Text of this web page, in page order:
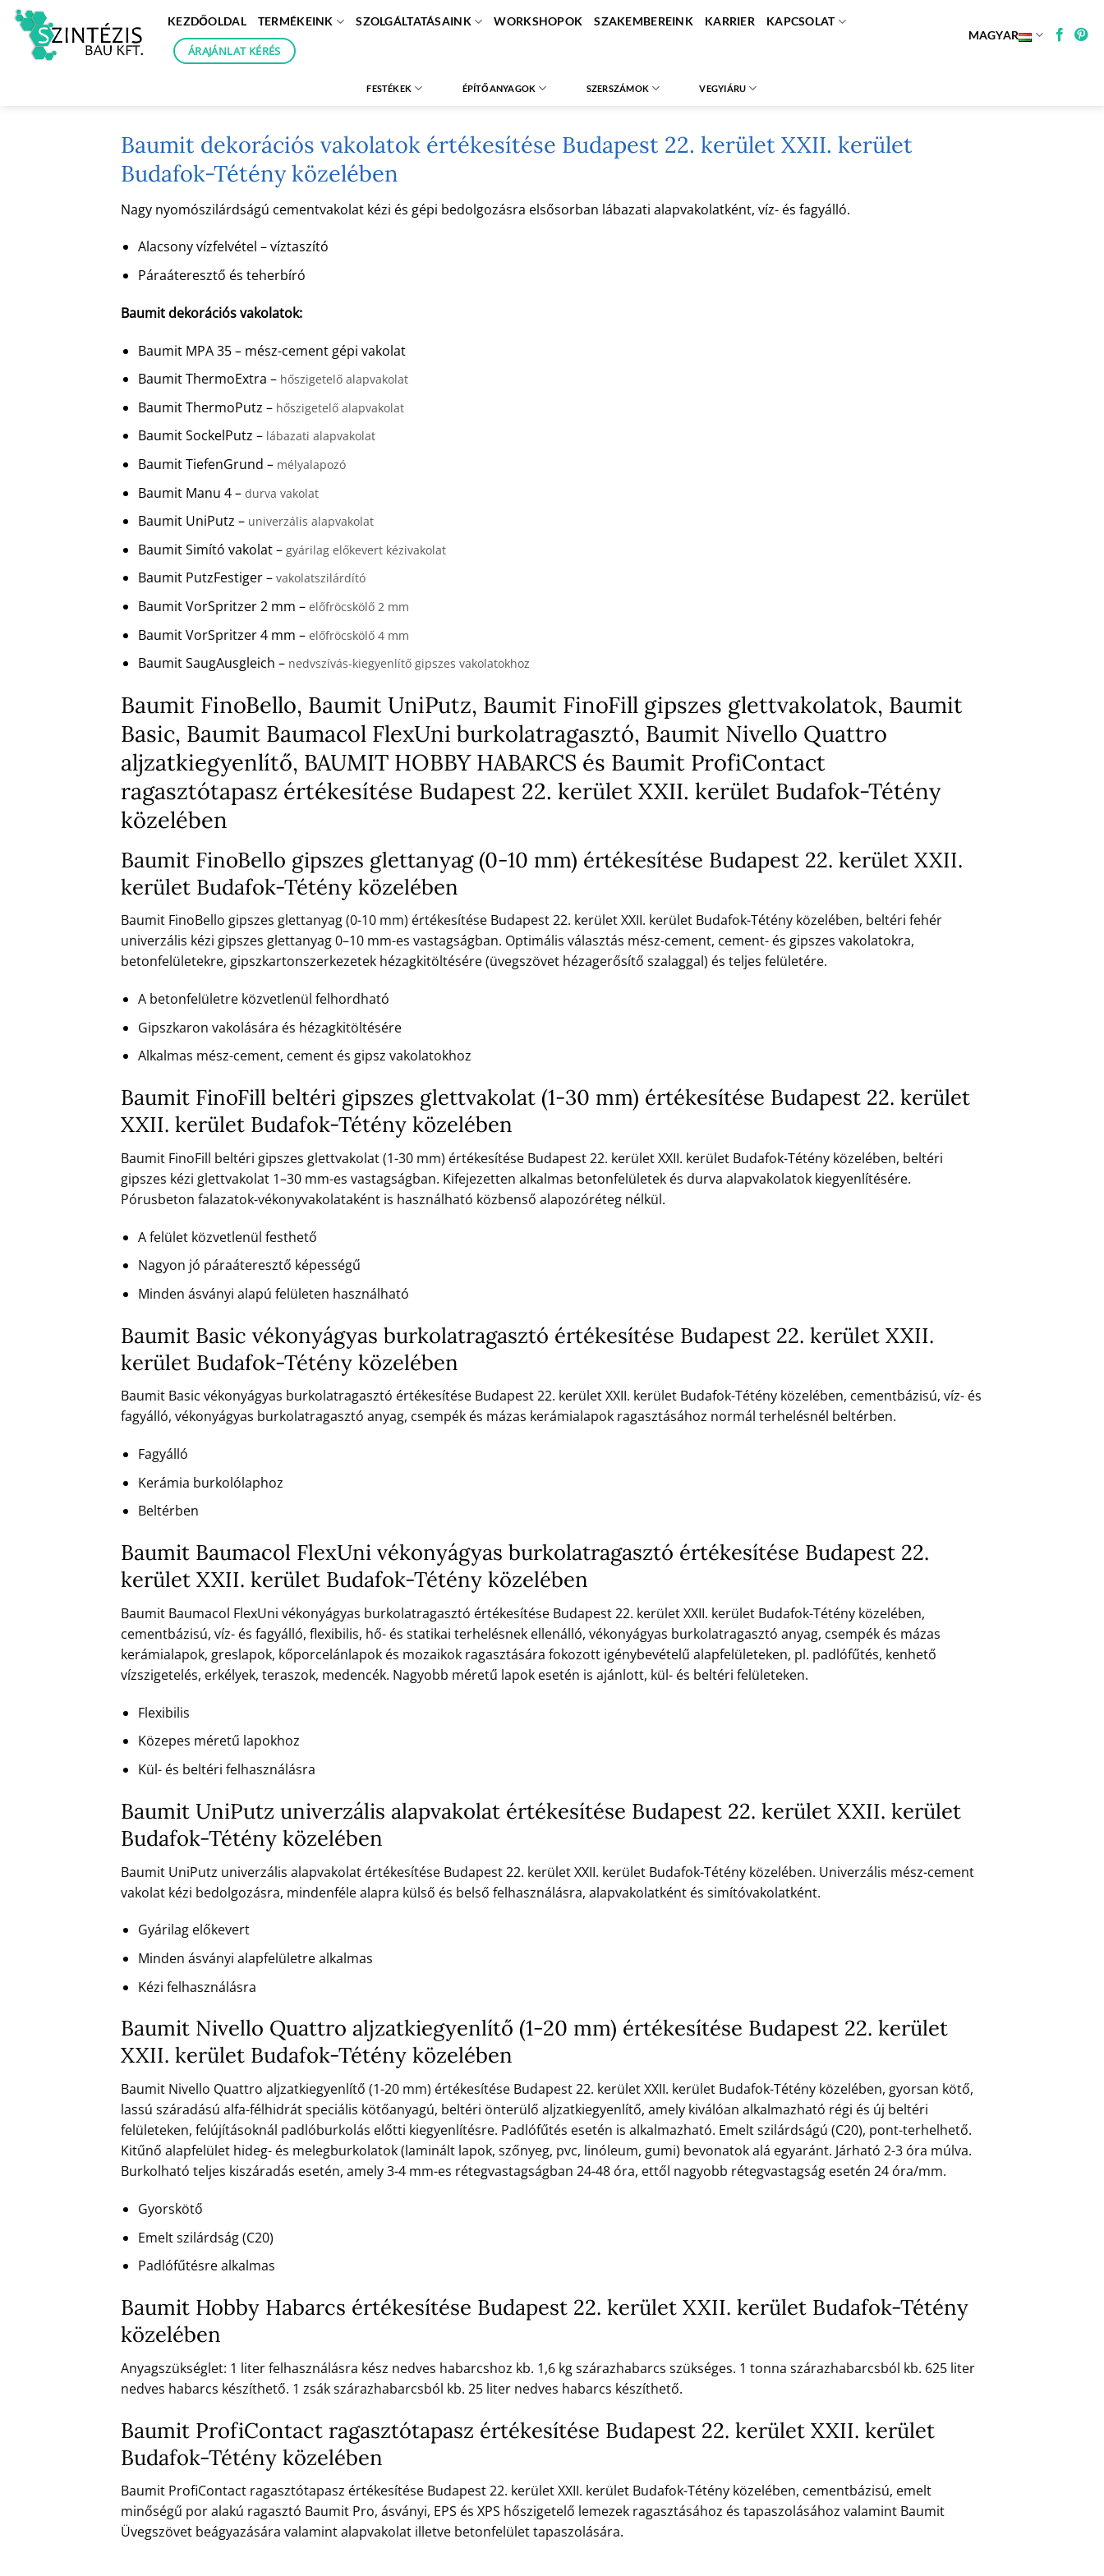
Skip
content
KEZDŐOLDAL TERMÉKEINK SZOLGÁLTATÁSAINK WORKSHOPOK SZAKEMBEREINK KARRIER KAPCSOLAT
ÁRAJÁNLAT KÉRÉS
MAGYAR
FESTÉKEK ÉPÍTŐANYAGOK SZERSZÁMOK VEGYIÁRU
Baumit dekorációs vakolatok értékesítése Budapest 22. kerület XXII. kerület
Budafok-Tétény közelében
Nagy nyomószilárdságú cementvakolat kézi és gépi bedolgozásra elsősorban lábazati alapvakolatként, víz- és fagyálló.
Alacsony vízfelvétel – víztaszító
Páraáteresztő és teherbíró
Baumit dekorációs vakolatok:
Baumit MPA 35 – mész-cement gépi vakolat
Baumit ThermoExtra – hőszigetelő alapvakolat
Baumit ThermoPutz – hőszigetelő alapvakolat
Baumit SockelPutz – lábazati alapvakolat
Baumit TiefenGrund – mélyalapozó
Baumit Manu 4 – durva vakolat
Baumit UniPutz – univerzális alapvakolat
Baumit Simító vakolat – gyárilag előkevert kézivakolat
Baumit PutzFestiger – vakolatszilárdító
Baumit VorSpritzer 2 mm – előfröcskölő 2 mm
Baumit VorSpritzer 4 mm – előfröcskölő 4 mm
Baumit SaugAusgleich – nedvszívás-kiegyenlítő gipszes vakolatokhoz
Baumit FinoBello, Baumit UniPutz, Baumit FinoFill gipszes glettvakolatok, Baumit
Basic, Baumit Baumacol FlexUni burkolatragasztó, Baumit Nivello Quattro
aljzatkiegyenlítő, BAUMIT HOBBY HABARCS és Baumit ProfiContact
ragasztótapasz értékesítése Budapest 22. kerület XXII. kerület Budafok-Tétény
közelében
Baumit FinoBello gipszes glettanyag (0-10 mm) értékesítése Budapest 22. kerület XXII.
kerület Budafok-Tétény közelében
Baumit FinoBello gipszes glettanyag (0-10 mm) értékesítése Budapest 22. kerület XXII. kerület Budafok-Tétény közelében, beltéri fehér
univerzális kézi gipszes glettanyag 0–10 mm-es vastagságban. Optimális választás mész-cement, cement- és gipszes vakolatokra,
betonfelületekre, gipszkartonszerkezetek hézagkitöltésére (üvegszövet hézagerősítő szalaggal) és teljes felületére.
A betonfelületre közvetlenül felhordható
Gipszkaron vakolására és hézagkitöltésére
Alkalmas mész-cement, cement és gipsz vakolatokhoz
Baumit FinoFill beltéri gipszes glettvakolat (1-30 mm) értékesítése Budapest 22. kerület
XXII. kerület Budafok-Tétény közelében
Baumit FinoFill beltéri gipszes glettvakolat (1-30 mm) értékesítése Budapest 22. kerület XXII. kerület Budafok-Tétény közelében, beltéri
gipszes kézi glettvakolat 1–30 mm-es vastagságban. Kifejezetten alkalmas betonfelületek és durva alapvakolatok kiegyenlítésére.
Pórusbeton falazatok-vékonyvakolataként is használható közbenső alapozóréteg nélkül.
A felület közvetlenül festhető
Nagyon jó páraáteresztő képességű
Minden ásványi alapú felületen használható
Baumit Basic vékonyágyas burkolatragasztó értékesítése Budapest 22. kerület XXII.
kerület Budafok-Tétény közelében
Baumit Basic vékonyágyas burkolatragasztó értékesítése Budapest 22. kerület XXII. kerület Budafok-Tétény közelében, cementbázisú, víz- és
fagyálló, vékonyágyas burkolatragasztó anyag, csempék és mázas kerámialapok ragasztásához normál terhelésnél beltérben.
Fagyálló
Kerámia burkolólaphoz
Beltérben
Baumit Baumacol FlexUni vékonyágyas burkolatragasztó értékesítése Budapest 22.
kerület XXII. kerület Budafok-Tétény közelében
Baumit Baumacol FlexUni vékonyágyas burkolatragasztó értékesítése Budapest 22. kerület XXII. kerület Budafok-Tétény közelében,
cementbázisú, víz- és fagyálló, flexibilis, hő- és statikai terhelésnek ellenálló, vékonyágyas burkolatragasztó anyag, csempék és mázas
kerámialapok, greslapok, kőporcelánlapok és mozaikok ragasztására fokozott igénybevételű alapfelületeken, pl. padlófűtés, kenhető
vízszigetelés, erkélyek, teraszok, medencék. Nagyobb méretű lapok esetén is ajánlott, kül- és beltéri felületeken.
Flexibilis
Közepes méretű lapokhoz
Kül- és beltéri felhasználásra
Baumit UniPutz univerzális alapvakolat értékesítése Budapest 22. kerület XXII. kerület
Budafok-Tétény közelében
Baumit UniPutz univerzális alapvakolat értékesítése Budapest 22. kerület XXII. kerület Budafok-Tétény közelében. Univerzális mész-cement
vakolat kézi bedolgozásra, mindenféle alapra külső és belső felhasználásra, alapvakolatként és simítóvakolatként.
Gyárilag előkevert
Minden ásványi alapfelületre alkalmas
Kézi felhasználásra
Baumit Nivello Quattro aljzatkiegyenlítő (1-20 mm) értékesítése Budapest 22. kerület
XXII. kerület Budafok-Tétény közelében
Baumit Nivello Quattro aljzatkiegyenlítő (1-20 mm) értékesítése Budapest 22. kerület XXII. kerület Budafok-Tétény közelében, gyorsan kötő,
lassú száradású alfa-félhidrát speciális kötőanyagú, beltéri önterülő aljzatkiegyenlítő, amely kiválóan alkalmazható régi és új beltéri
felületeken, felújításoknál padlóburkolás előtti kiegyenlítésre. Padlófűtés esetén is alkalmazható. Emelt szilárdságú (C20), pont-terhelhető.
Kitűnő alapfelület hideg- és melegburkolatok (laminált lapok, szőnyeg, pvc, linóleum, gumi) bevonatok alá egyaránt. Járható 2-3 óra múlva.
Burkolható teljes kiszáradás esetén, amely 3-4 mm-es rétegvastagságban 24-48 óra, ettől nagyobb rétegvastagság esetén 24 óra/mm.
Gyorskötő
Emelt szilárdság (C20)
Padlófűtésre alkalmas
Baumit Hobby Habarcs értékesítése Budapest 22. kerület XXII. kerület Budafok-Tétény
közelében
Anyagszükséglet: 1 liter felhasználásra kész nedves habarcshoz kb. 1,6 kg szárazhabarcs szükséges. 1 tonna szárazhabarcsból kb. 625 liter
nedves habarcs készíthető. 1 zsák szárazhabarcsból kb. 25 liter nedves habarcs készíthető.
Baumit ProfiContact ragasztótapasz értékesítése Budapest 22. kerület XXII. kerület
Budafok-Tétény közelében
Baumit ProfiContact ragasztótapasz értékesítése Budapest 22. kerület XXII. kerület Budafok-Tétény közelében, cementbázisú, emelt
minőségű por alakú ragasztó Baumit Pro, ásványi, EPS és XPS hőszigetelő lemezek ragasztásához és tapaszolásához valamint Baumit
Üvegszövet beágyazására valamint alapvakolat illetve betonfelület tapaszolására.